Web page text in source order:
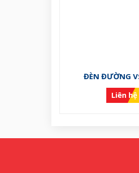
ĐÈN ĐƯỜNG
Liên hệ